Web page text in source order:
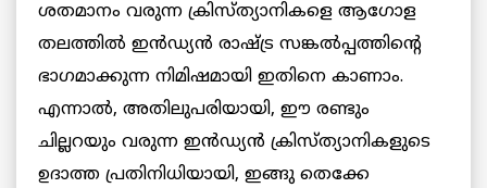
ശതമാനം വരുന്ന ക്രിസ്ത്യാനികളെ ആഗോള
തലത്തിൽ ഇൻഡ്യൻ രാഷ്ട്ര സങ്കൽപ്പത്തിന്റെ
ഭാഗമാക്കുന്ന നിമിഷമായി ഇതിനെ കാണാം.
എന്നാൽ, അതിലുപരിയായി, ഈ രണ്ടും
ചില്ലറയും വരുന്ന ഇൻഡ്യൻ ക്രിസ്ത്യാനികളുടെ
ഉദാത്ത പ്രതിനിധിയായി, ഇങ്ങു തെക്കേ